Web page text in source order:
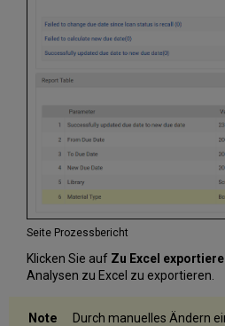
Seite Prozessbericht
Klicken Sie auf Zu Excel
Analysen zu Excel zu exportieren.
Durch manuelles Ändern